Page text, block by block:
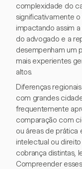
complexidade do
significativamente
impactando assim
do advogado e a
desempenham um
mais experientes
altos.
Diferenças
com grandes
frequentemente
comparação com
ou áreas de
intelectual ou
cobrança distintas,
Compreender